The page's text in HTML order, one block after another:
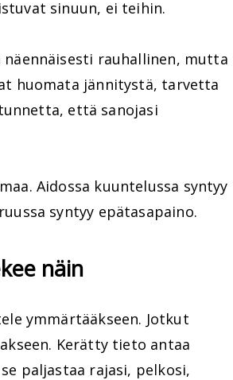
sinuun, ei teihin.
näennäisesti rauhallinen, mutta
huomata jännitystä, tarvetta
että sanojasi
Aidossa kuuntelussa syntyy
syntyy epätasapaino.
näin
ymmärtääkseen. Jotkut
Kerätty tieto antaa
paljastaa rajasi, pelkosi,